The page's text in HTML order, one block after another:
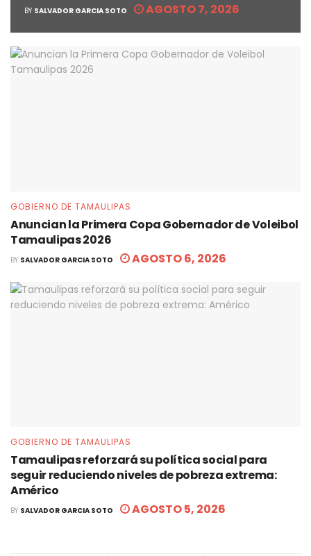
BY SALVADOR GARCIA SOTO AGOSTO 7, 2026
GOBIERNO DE TAMAULIPAS
Anuncian la Primera Copa Gobernador de Voleibol
Tamaulipas 2026
BY SALVADOR GARCIA SOTO AGOSTO 6, 2026
GOBIERNO DE TAMAULIPAS
Tamaulipas reforzará su política social para
seguir reduciendo niveles de pobreza extrema:
Américo
BY SALVADOR GARCIA SOTO AGOSTO 5, 2026